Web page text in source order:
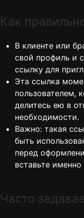
Как
В клиенте или
свой профиль и
ссылку для
Эта ссылка
пользователем,
делитесь ею в
необходимости.
Важно: такая
быть
перед
вставьте именно
Часто